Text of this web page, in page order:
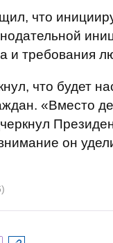
что
и требования
что будет
«Вместо
он